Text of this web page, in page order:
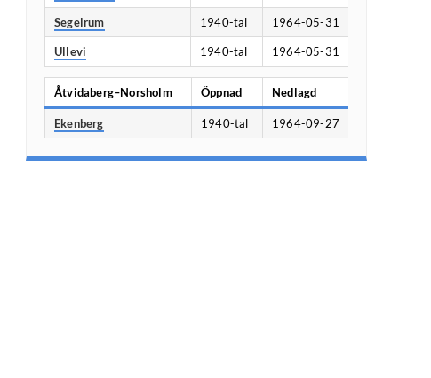
Segelrum 1940-tal 1964-05-31
Ullevi 1940-tal 1964-05-31
Åtvidaberg–Norsholm Öppnad Nedlagd
Ekenberg 1940-tal 1964-09-27